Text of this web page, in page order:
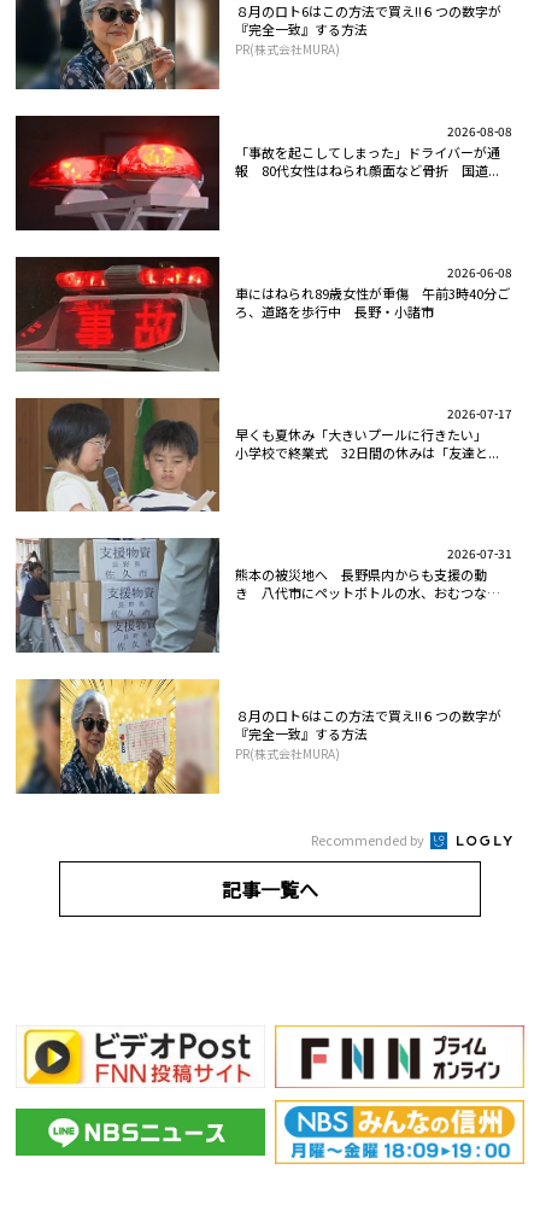
８月のロト6はこの方法で買え!!６つの数字が
『完全一致』する方法
PR(株式会社MURA)
2026-08-08
「事故を起こしてしまった」ドライバーが通
報 80代女性はねられ顔面など骨折 国道...
2026-06-08
車にはねられ89歳女性が重傷 午前3時40分ご
ろ、道路を歩行中 長野・小諸市
2026-07-17
早くも夏休み「大きいプールに行きたい」
小学校で終業式 32日間の休みは「友達と...
2026-07-31
熊本の被災地へ 長野県内からも支援の動
き 八代市にペットボトルの水、おむつなど
８月のロト6はこの方法で買え!!６つの数字が
『完全一致』する方法
PR(株式会社MURA)
Recommended by
記事一覧へ